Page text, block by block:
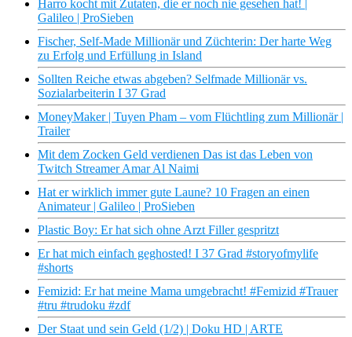
Harro kocht mit Zutaten, die er noch nie gesehen hat! |
Galileo | ProSieben
Fischer, Self-Made Millionär und Züchterin: Der harte Weg
zu Erfolg und Erfüllung in Island
Sollten Reiche etwas abgeben? Selfmade Millionär vs.
Sozialarbeiterin I 37 Grad
MoneyMaker | Tuyen Pham – vom Flüchtling zum Millionär |
Trailer
Mit dem Zocken Geld verdienen Das ist das Leben von
Twitch Streamer Amar Al Naimi
Hat er wirklich immer gute Laune? 10 Fragen an einen
Animateur | Galileo | ProSieben
Plastic Boy: Er hat sich ohne Arzt Filler gespritzt
Er hat mich einfach geghosted! I 37 Grad #storyofmylife
#shorts
Femizid: Er hat meine Mama umgebracht! #Femizid #Trauer
#tru #trudoku #zdf
Der Staat und sein Geld (1/2) | Doku HD | ARTE